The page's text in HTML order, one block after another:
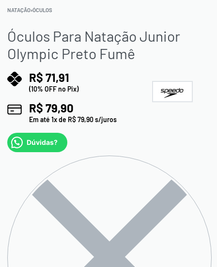
NATAÇÃO›ÓCULOS
Óculos Para Natação Junior
Olympic Preto Fumê
R$ 71,91
(10% OFF no Pix)
R$ 79,90
Em até 1x de R$79,90s/juros
Dúvidas?